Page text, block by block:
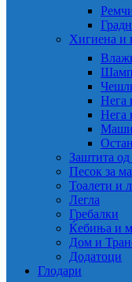
Хигиена и
Нега
Нега
Заштита
Песок за
Тоалети и
Легла
Гребалки
Ќебиња и
Дом и
Додатоци
Глодари